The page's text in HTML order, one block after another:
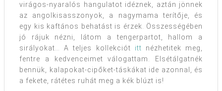
virágos-nyaralós hangulatot idéznek, aztán jönnek
az angolkisasszonyok, a nagymama terítője, és
egy kis kaftános behatást is érzek. Összességében
jó rájuk nézni, látom a tengerpartot, hallom a
sirályokat… A teljes kollekciót itt nézhetitek meg,
fentre a kedvenceimet válogattam. Elsétálgatnék
bennük, kalapokat-cipőket-táskákat ide azonnal, és
a fekete, rátétes ruhát meg a kék blúzt is!